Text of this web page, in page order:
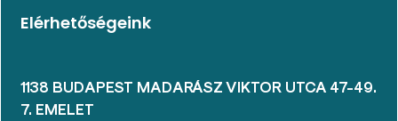
Elérhetőségeink
1138 BUDAPEST MADARÁSZ VIKTOR UTCA 47-49.
7. EMELET​